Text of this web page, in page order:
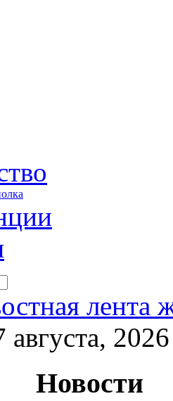
лента
2026
Новости